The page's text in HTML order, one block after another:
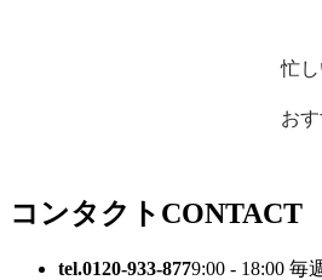
忙
お
コンタクト CONTACT
tel.0120-933-8779:00 - 18:00 毎